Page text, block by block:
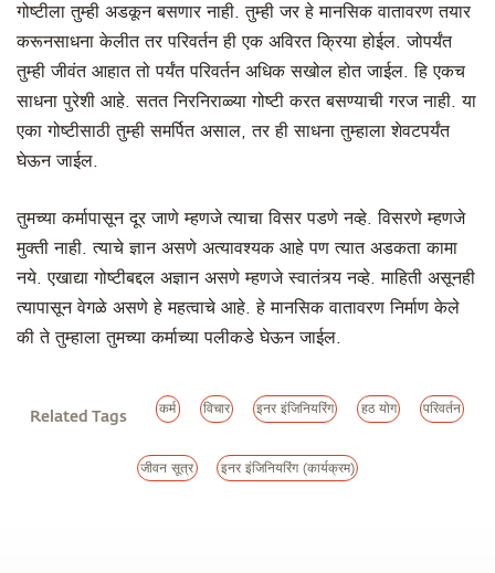
गोष्टीला तुम्ही अडकून बसणार नाही. तुम्ही जर हे मानसिक वातावरण तयार
करूनसाधना केलीत तर परिवर्तन ही एक अविरत क्रिया होईल. जोपर्यंत
तुम्ही जीवंत आहात तो पर्यंत परिवर्तन अधिक सखोल होत जाईल. हि एकच
साधना पुरेशी आहे. सतत निरनिराळ्या गोष्टी करत बसण्याची गरज नाही. या
एका गोष्टीसाठी तुम्ही समर्पित असाल, तर ही साधना तुम्हाला शेवटपर्यंत
घेऊन जाईल.
तुमच्या कर्मापासून दूर जाणे म्हणजे त्याचा विसर पडणे नव्हे. विसरणे म्हणजे
मुक्ती नाही. त्याचे ज्ञान असणे अत्यावश्यक आहे पण त्यात अडकता कामा
नये. एखाद्या गोष्टीबद्दल अज्ञान असणे म्हणजे स्वातंत्र्य नव्हे. माहिती असूनही
त्यापासून वेगळे असणे हे महत्वाचे आहे. हे मानसिक वातावरण निर्माण केले
की ते तुम्हाला तुमच्या कर्माच्या पलीकडे घेऊन जाईल.
Related Tags कर्म विचार इनर इंजिनियरिंग हठ योग परिवर्तन
जीवन सूत्र इनर इंजिनियरिंग (कार्यक्रम)